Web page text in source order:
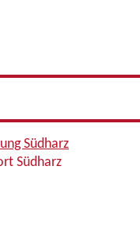
Südharz
Südharz